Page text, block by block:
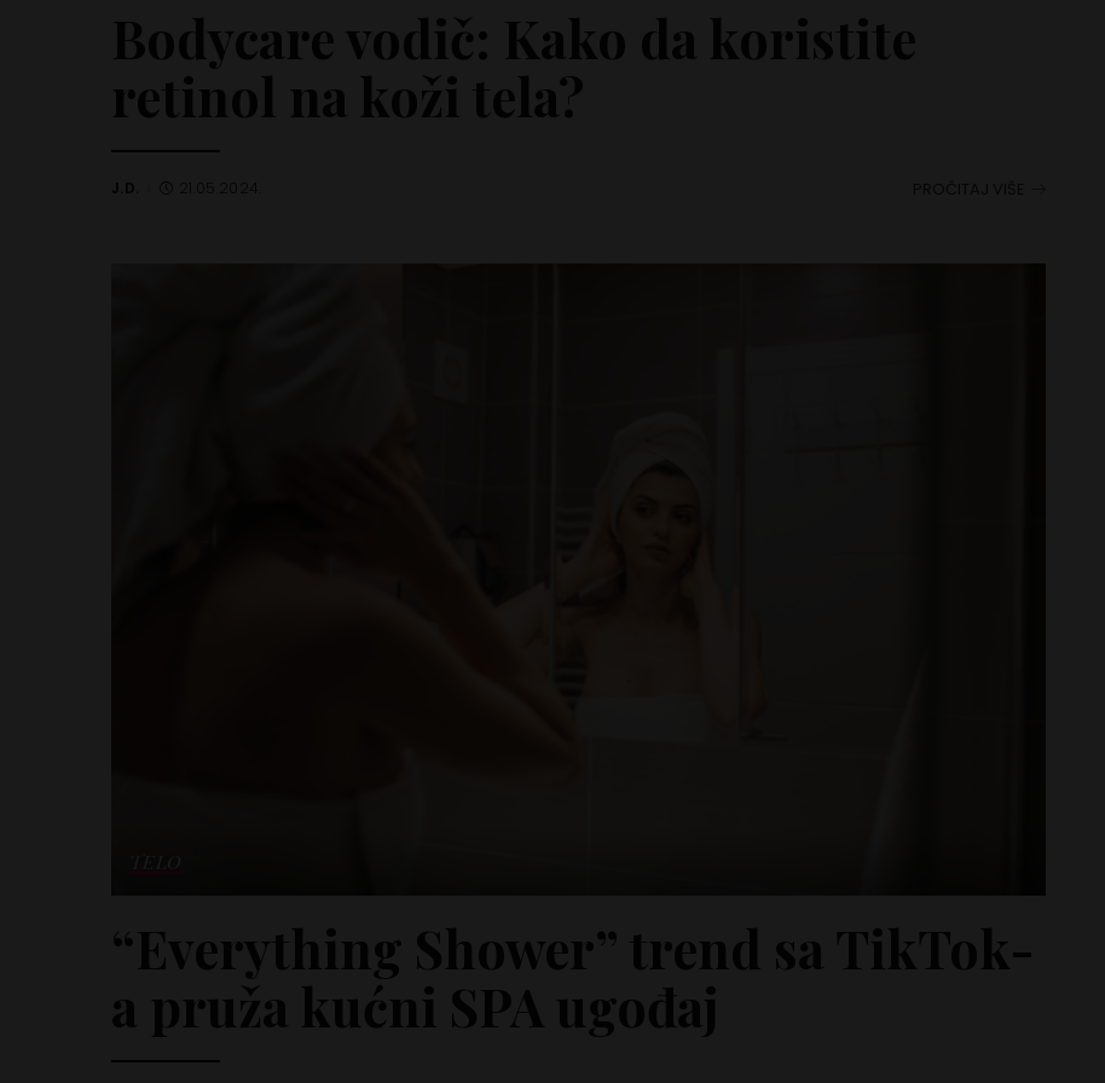
Bodycare vodič: Kako da koristite
retinol na koži tela?
Posted
J.D. 21.05.2024.
“Everything Shower” trend sa TikTok-
a pruža kućni SPA ugođaj